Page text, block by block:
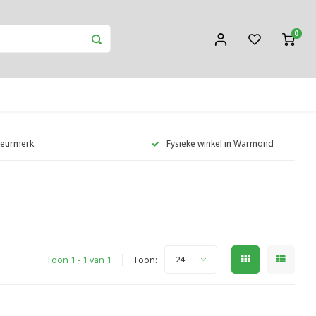
0
Fysieke winkel in Warmond
Toon 1 - 1 van 1 Toon: 24